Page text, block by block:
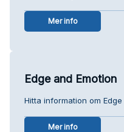
Mer info
Edge and Emotion
Hitta information om
Mer info